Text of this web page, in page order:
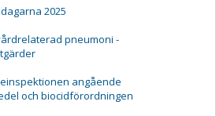
2025
pneumoni -
angående
och biocidförordningen